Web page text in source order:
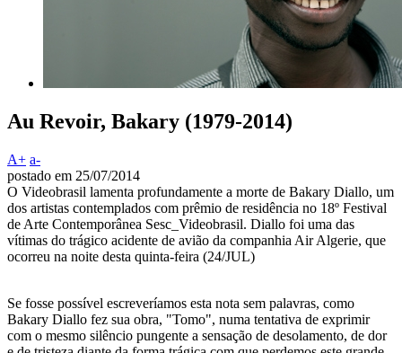
Au Revoir, Bakary (1979-2014)
A+ a-
postado em 25/07/2014
O Videobrasil lamenta profundamente a morte de Bakary Diallo, um
dos artistas contemplados com prêmio de residência no 18º Festival
de Arte Contemporânea Sesc_Videobrasil. Diallo foi uma das
vítimas do trágico acidente de avião da companhia Air Algerie, que
ocorreu na noite desta quinta-feira (24/JUL)
Se fosse possível escreveríamos esta nota sem palavras, como
Bakary Diallo fez sua obra, "Tomo", numa tentativa de exprimir
com o mesmo silêncio pungente a sensação de desolamento, de dor